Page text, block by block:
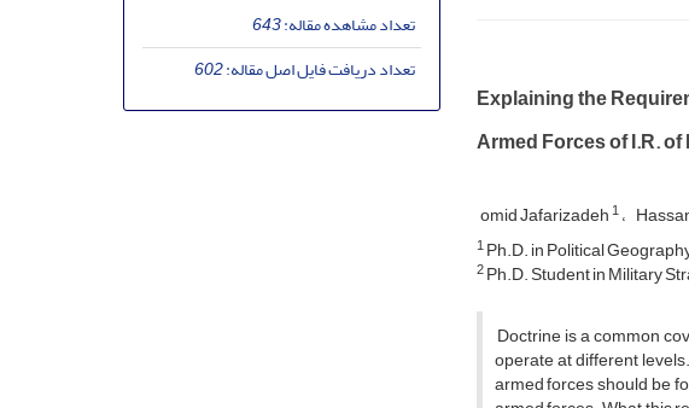
Explaining the
Armed Forces of I.R. of
omid Jafarizadeh1
1Ph.D. in Political
2Ph.D. Student in Military
Doctrine is a common
operate at different
armed forces should be
تعداد مشاهده مقاله:643
تعداد دریافت فایل اصل مقاله:602